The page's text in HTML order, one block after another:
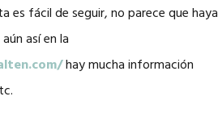
es fácil de seguir, no parece que haya
así en la
hay mucha información